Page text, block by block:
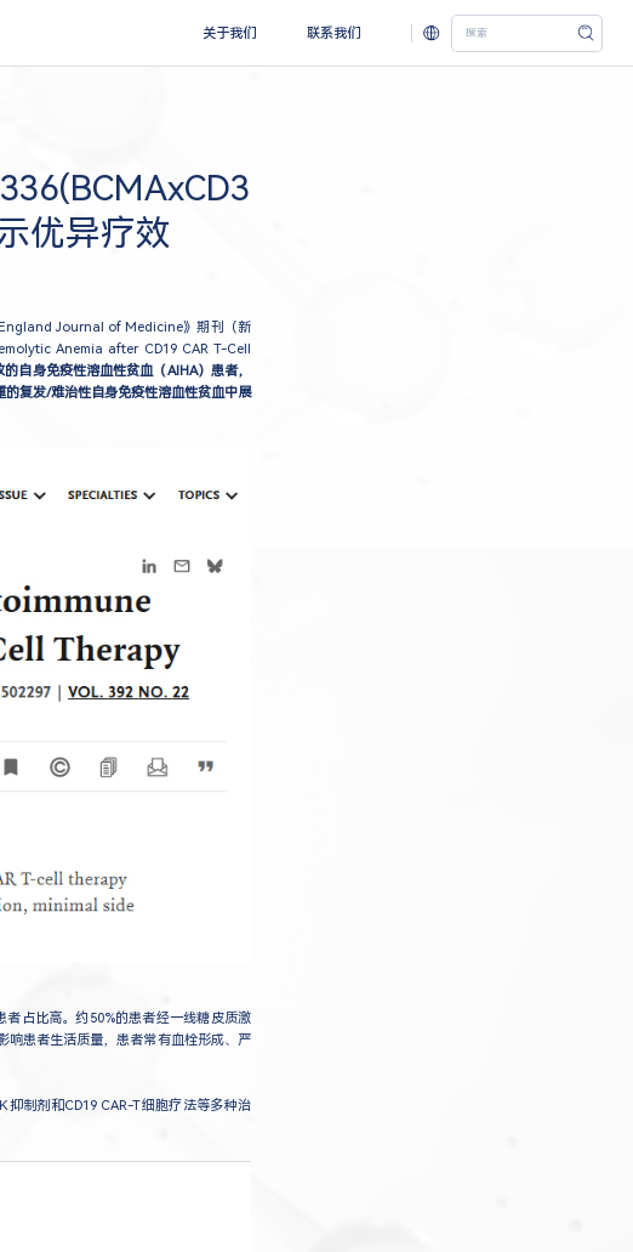
关于我们 联系我们
优异疗效
England Journal of Medicine》期刊（新
Anemia after CD19 CAR T-Cell
自身免疫性溶血性贫血（AIHA）患者，
的复发/难治性自身免疫性溶血性贫血中展
占比高。约50%的患者经一线糖皮质激
响患者生活质量，患者常有血栓形成、严
制剂和CD19 CAR-T细胞疗法等多种治